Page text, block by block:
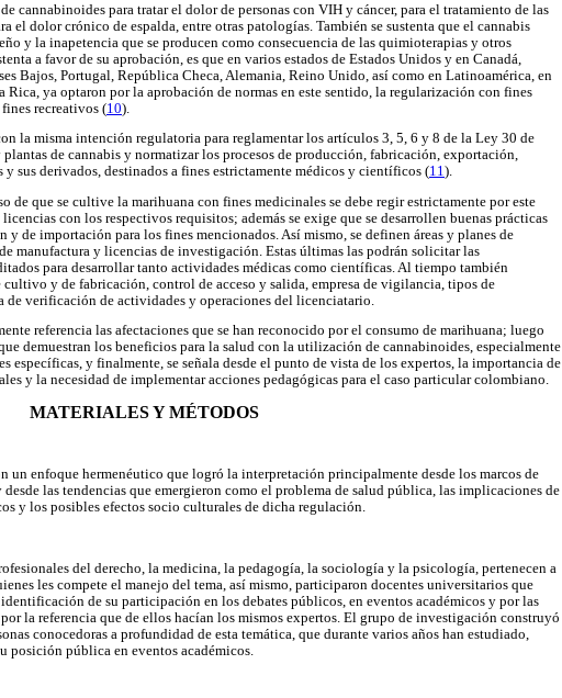
cannabinoides para tratar el dolor de personas con VIH y cáncer, para el tratamiento de las
el dolor crónico de espalda, entre otras patologías. También se sustenta que el cannabis
y la inapetencia que se producen como consecuencia de las quimioterapias y otros
a favor de su aprobación, es que en varios estados de Estados Unidos y en Canadá,
Bajos, Portugal, República Checa, Alemania, Reino Unido, así como en Latinoamérica, en
ya optaron por la aprobación de normas en este sentido, la regularización con fines
recreativos (10).
la misma intención regulatoria para reglamentar los artículos 3, 5, 6 y 8 de la Ley 30 de
de cannabis y normatizar los procesos de producción, fabricación, exportación,
sus derivados, destinados a fines estrictamente médicos y científicos (11).
de que se cultive la marihuana con fines medicinales se debe regir estrictamente por este
con los respectivos requisitos; además se exige que se desarrollen buenas prácticas
de importación para los fines mencionados. Así mismo, se definen áreas y planes de
manufactura y licencias de investigación. Estas últimas las podrán solicitar las
para desarrollar tanto actividades médicas como científicas. Al tiempo también
cultivo y de fabricación, control de acceso y salida, empresa de vigilancia, tipos de
verificación de actividades y operaciones del licenciatario.
referencia las afectaciones que se han reconocido por el consumo de marihuana; luego
demuestran los beneficios para la salud con la utilización de cannabinoides, especialmente
específicas, y finalmente, se señala desde el punto de vista de los expertos, la importancia de
y la necesidad de implementar acciones pedagógicas para el caso particular colombiano.
MATERIALES Y MÉTODOS
un enfoque hermenéutico que logró la interpretación principalmente desde los marcos de
las tendencias que emergieron como el problema de salud pública, las implicaciones de
y los posibles efectos socio culturales de dicha regulación.
del derecho, la medicina, la pedagogía, la sociología y la psicología, pertenecen a
les compete el manejo del tema, así mismo, participaron docentes universitarios que
de su participación en los debates públicos, en eventos académicos y por las
la referencia que de ellos hacían los mismos expertos. El grupo de investigación construyó
conocedoras a profundidad de esta temática, que durante varios años han estudiado,
posición pública en eventos académicos.